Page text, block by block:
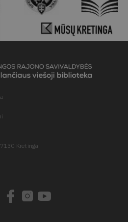
Kretinga